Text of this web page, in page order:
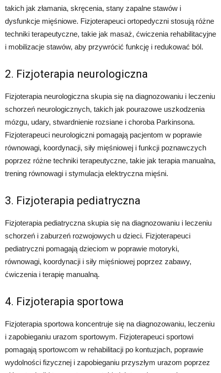
takich jak złamania, skręcenia, stany zapalne stawów i
dysfunkcje mięśniowe. Fizjoterapeuci ortopedyczni stosują różne
techniki terapeutyczne, takie jak masaż, ćwiczenia rehabilitacyjne
i mobilizacje stawów, aby przywrócić funkcję i redukować ból.
2. Fizjoterapia neurologiczna
Fizjoterapia neurologiczna skupia się na diagnozowaniu i leczeniu
schorzeń neurologicznych, takich jak pourazowe uszkodzenia
mózgu, udary, stwardnienie rozsiane i choroba Parkinsona.
Fizjoterapeuci neurologiczni pomagają pacjentom w poprawie
równowagi, koordynacji, siły mięśniowej i funkcji poznawczych
poprzez różne techniki terapeutyczne, takie jak terapia manualna,
trening równowagi i stymulacja elektryczna mięśni.
3. Fizjoterapia pediatryczna
Fizjoterapia pediatryczna skupia się na diagnozowaniu i leczeniu
schorzeń i zaburzeń rozwojowych u dzieci. Fizjoterapeuci
pediatryczni pomagają dzieciom w poprawie motoryki,
równowagi, koordynacji i siły mięśniowej poprzez zabawy,
ćwiczenia i terapię manualną.
4. Fizjoterapia sportowa
Fizjoterapia sportowa koncentruje się na diagnozowaniu, leczeniu
i zapobieganiu urazom sportowym. Fizjoterapeuci sportowi
pomagają sportowcom w rehabilitacji po kontuzjach, poprawie
wydolności fizycznej i zapobieganiu przyszłym urazom poprzez